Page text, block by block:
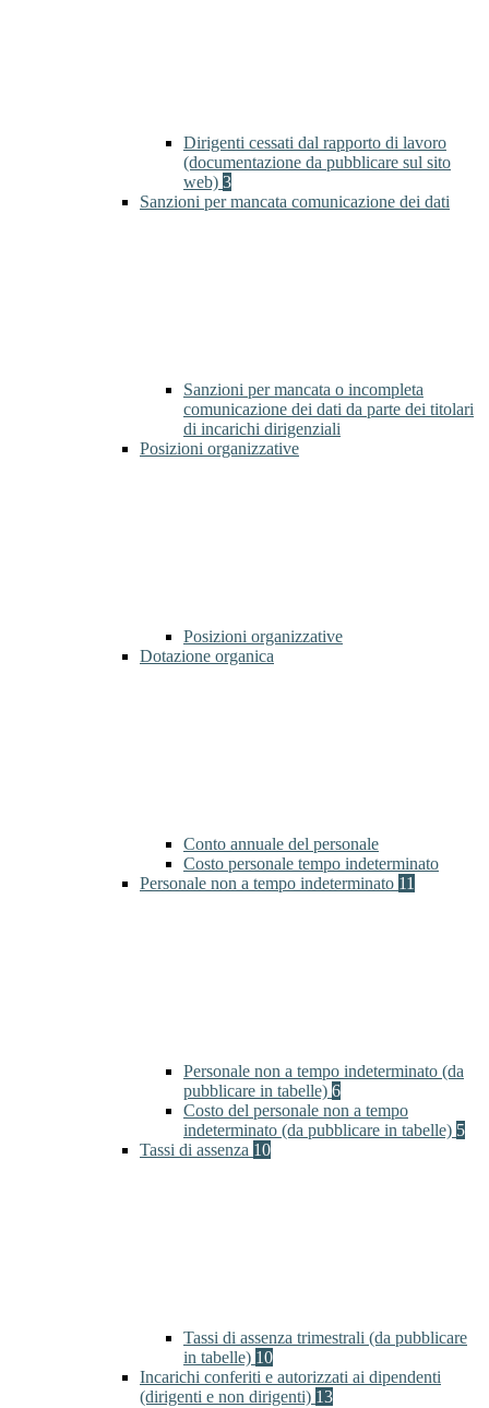
Dirigenti cessati dal rapporto di lavoro
(documentazione da pubblicare sul sito
web) 3
Sanzioni per mancata comunicazione dei dati
Sanzioni per mancata o incompleta
comunicazione dei dati da parte dei titolari
di incarichi dirigenziali
Posizioni organizzative
Posizioni organizzative
Dotazione organica
Conto annuale del personale
Costo personale tempo indeterminato
Personale non a tempo indeterminato 11
Personale non a tempo indeterminato (da
pubblicare in tabelle) 6
Costo del personale non a tempo
indeterminato (da pubblicare in tabelle) 5
Tassi di assenza 10
Tassi di assenza trimestrali (da pubblicare
in tabelle) 10
Incarichi conferiti e autorizzati ai dipendenti
(dirigenti e non dirigenti) 13